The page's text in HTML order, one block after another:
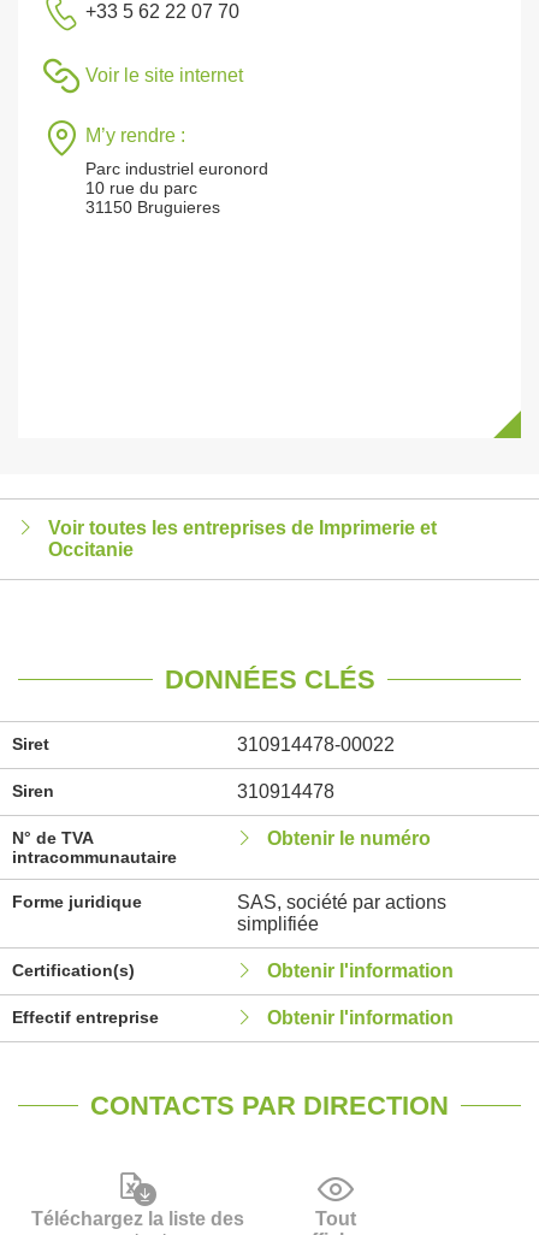
+33 5 62 22 07 70
Voir le site internet
M’y rendre :
Parc industriel euronord
10 rue du parc
31150 Bruguieres
Voir toutes les entreprises de Imprimerie et
Occitanie
DONNÉES CLÉS
Siret 310914478-00022
Siren 310914478
N° de TVA
intracommunautaire
Obtenir le numéro
Forme juridique
SAS, société par actions
simplifiée
Certification(s) Obtenir l'information
Effectif entreprise Obtenir l'information
CONTACTS PAR DIRECTION
Téléchargez la liste des
Tout